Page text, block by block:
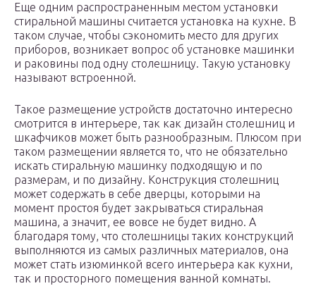
Еще одним распространенным местом установки
стиральной машины считается установка на кухне. В
таком случае, чтобы сэкономить место для других
приборов, возникает вопрос об установке машинки
и раковины под одну столешницу. Такую установку
называют встроенной.
Такое размещение устройств достаточно интересно
смотрится в интерьере, так как дизайн столешниц и
шкафчиков может быть разнообразным. Плюсом при
таком размещении является то, что не обязательно
искать стиральную машинку подходящую и по
размерам, и по дизайну. Конструкция столешниц
может содержать в себе дверцы, которыми на
момент простоя будет закрываться стиральная
машина, а значит, ее вовсе не будет видно. А
благодаря тому, что столешницы таких конструкций
выполняются из самых различных материалов, она
может стать изюминкой всего интерьера как кухни,
так и просторного помещения ванной комнаты.